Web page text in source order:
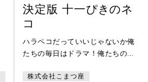
決定版 十一ぴきのネ
コ
ハラペコだっていいじゃないか俺
たちの毎日はドラマ！俺たちの啼
株式会社こまつ座